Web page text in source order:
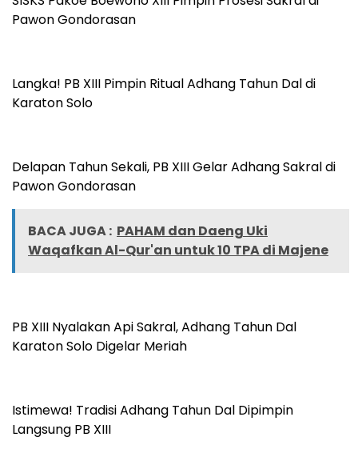
Pawon Gondorasan
Langka! PB XIII Pimpin Ritual Adhang Tahun Dal di
Karaton Solo
Delapan Tahun Sekali, PB XIII Gelar Adhang Sakral di
Pawon Gondorasan
BACA JUGA : PAHAM dan Daeng Uki
Waqafkan Al-Qur'an untuk 10 TPA di Majene
PB XIII Nyalakan Api Sakral, Adhang Tahun Dal
Karaton Solo Digelar Meriah
Istimewa! Tradisi Adhang Tahun Dal Dipimpin
Langsung PB XIII